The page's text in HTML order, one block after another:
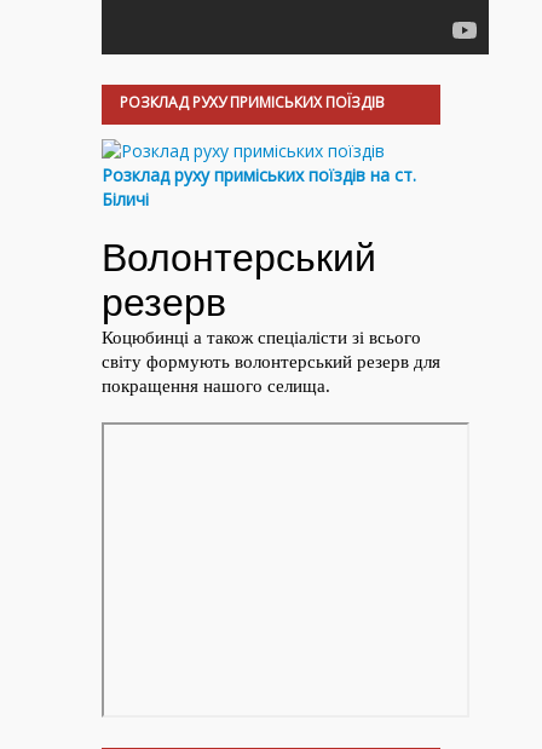
РОЗКЛАД РУХУ ПРИМІСЬКИХ ПОЇЗДІВ
Розклад руху приміських поїздів на ст.
Біличі